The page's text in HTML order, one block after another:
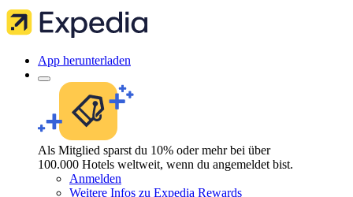
App herunterladen
Als Mitglied sparst du 10% oder mehr bei über
100.000 Hotels weltweit, wenn du angemeldet bist.
Anmelden
Weitere Infos zu Expedia Rewards